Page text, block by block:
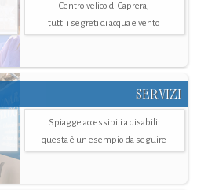
Centro velico di Caprera,
tutti i segreti di acqua e vento
SERVIZI
Spiagge accessibili a disabili:
questa è un esempio da seguire